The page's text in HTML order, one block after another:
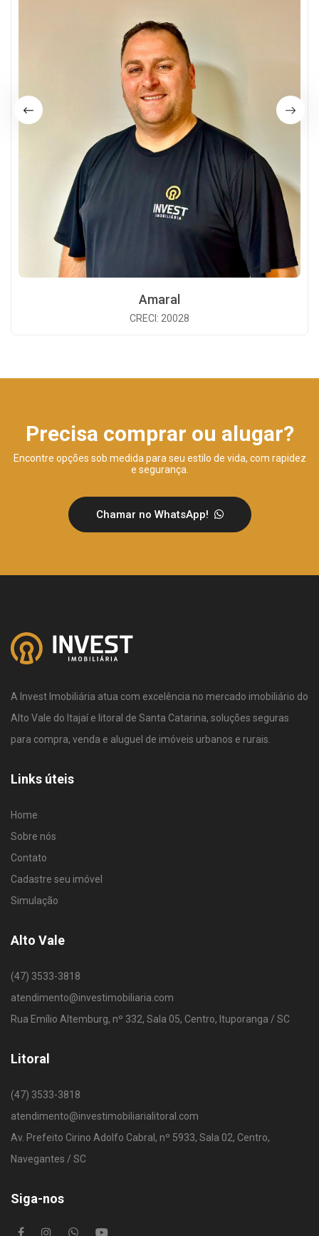
Amaral
CRECI: 20028
Precisa comprar ou alugar?
Encontre opções sob medida para seu estilo de vida, com rapidez
e segurança.
Chamar no WhatsApp!
A Invest Imobiliária atua com excelência no mercado imobiliário do
Alto Vale do Itajaí e litoral de Santa Catarina, soluções seguras
para compra, venda e aluguel de imóveis urbanos e rurais.
Links úteis
Home
Sobre nós
Contato
Cadastre seu imóvel
Simulação
Alto Vale
(47) 3533-3818
atendimento@investimobiliaria.com
Rua Emílio Altemburg, nº 332, Sala 05, Centro, Ituporanga / SC
Litoral
(47) 3533-3818
atendimento@investimobiliarialitoral.com
Av. Prefeito Cirino Adolfo Cabral, nº 5933, Sala 02, Centro,
Navegantes / SC
Siga-nos